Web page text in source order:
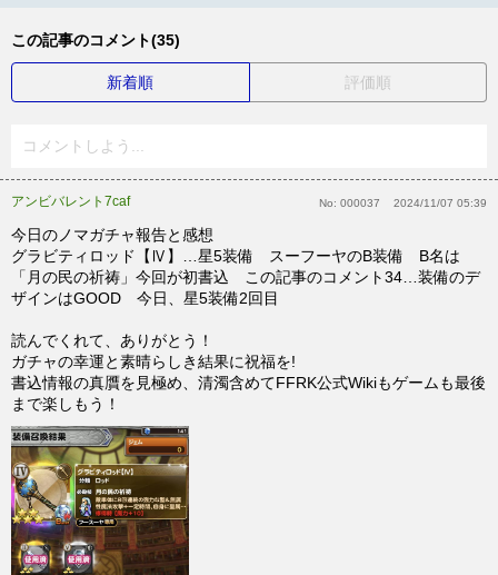
この記事のコメント(35)
新着順 評価順
コメントしよう...
アンビバレント7caf No: 000037 2024/11/07 05:39
今日のノマガチャ報告と感想
グラビティロッド【Ⅳ】…星5装備 スーフーヤのB装備 B名は
「月の民の祈祷」今回が初書込 この記事のコメント34…装備のデ
ザインはGOOD 今日、星5装備2回目
読んでくれて、ありがとう！
ガチャの幸運と素晴らしき結果に祝福を!
書込情報の真贋を見極め、清濁含めてFFRK公式Wikiもゲームも最後
まで楽しもう！